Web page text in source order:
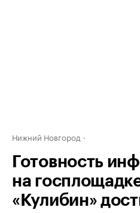
Нижний Новгород
Готовность
на
«Кулибин»